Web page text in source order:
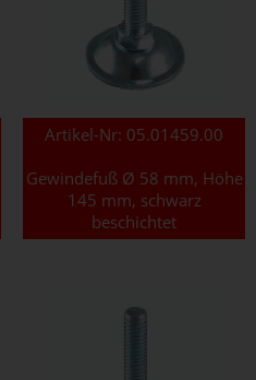
Artikel-Nr: 05.01459.00
Gewindefuß Ø 58 mm, Höhe
145 mm, schwarz
beschichtet